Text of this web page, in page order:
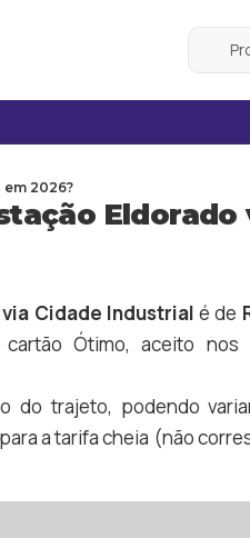
Eldorado
2026?
Cidade Industrial é de
Ótimo, aceito nos
do trajeto, podendo
a tarifa cheia (não